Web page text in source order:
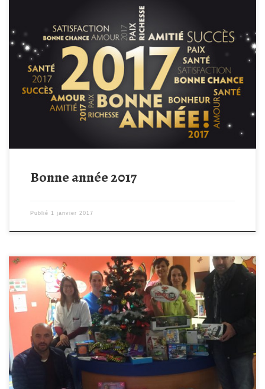
2016 fût une année riche en évènements pour Tempo15Grégoire.
Vous avez été nombreux à venir courir ou marcher pour notre
cause lors des journées de Bouhet et de La Chataigneraie et
nous tenons à vous en remercier. Un grand merci également aux
JEUNES POMPIERS DE LA CHATAIGNERAIE, au FOYER DES […]
Bonne année 2017
Publié 1 janvier 2017
Les membres de l’association Tempo15Grégoire se sont rendus
aujourd’hui à l’hopital de Poitiers pour remettre l’ensemble des
cadeaux que nous avons pu acheter grâce aux fonds collectés
lors des manifestations de La Chataigneraire et de Bouhet, mais
aussi grâce aux différents dons remis à l’association durant
l’année 2016. Franck Rouet […]